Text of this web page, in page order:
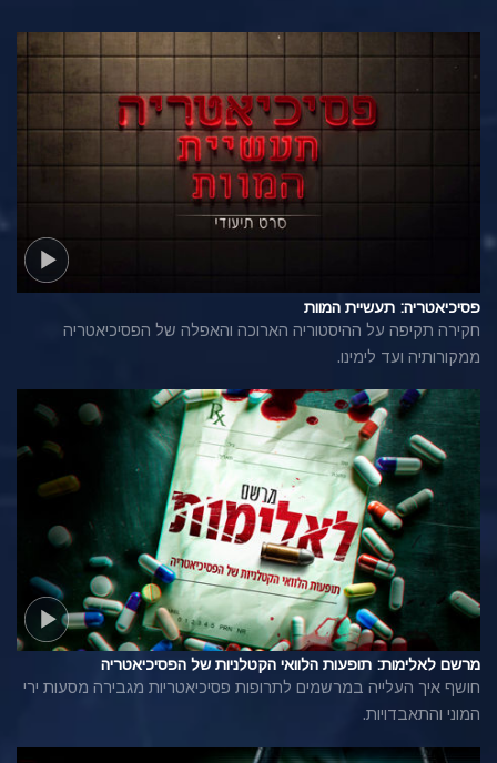
פסיכיאטריה: תעשיית המוות
חקירה תקיפה על ההיסטוריה הארוכה והאפלה של הפסיכיאטריה
ממקורותיה ועד לימינו.
מרשם לאלימות: תופעות הלוואי הקטלניות של הפסיכיאטריה
חושף איך העלייה במרשמים לתרופות פסיכיאטריות מגבירה מסעות ירי
המוני והתאבדויות.